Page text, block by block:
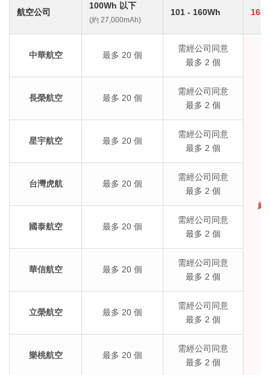
航空公司
100Wh 以下
(約 27,000mAh)
101 - 160Wh
中華航空 最多 20 個
需經公司同意
最多 2 個
絕
長榮航空 最多 20 個
需經公司同意
最多 2 個
星宇航空 最多 20 個
需經公司同意
最多 2 個
台灣虎航 最多 20 個
需經公司同意
最多 2 個
國泰航空 最多 20 個
需經公司同意
最多 2 個
華信航空 最多 20 個
需經公司同意
最多 2 個
立榮航空 最多 20 個
需經公司同意
最多 2 個
樂桃航空 最多 20 個
需經公司同意
最多 2 個